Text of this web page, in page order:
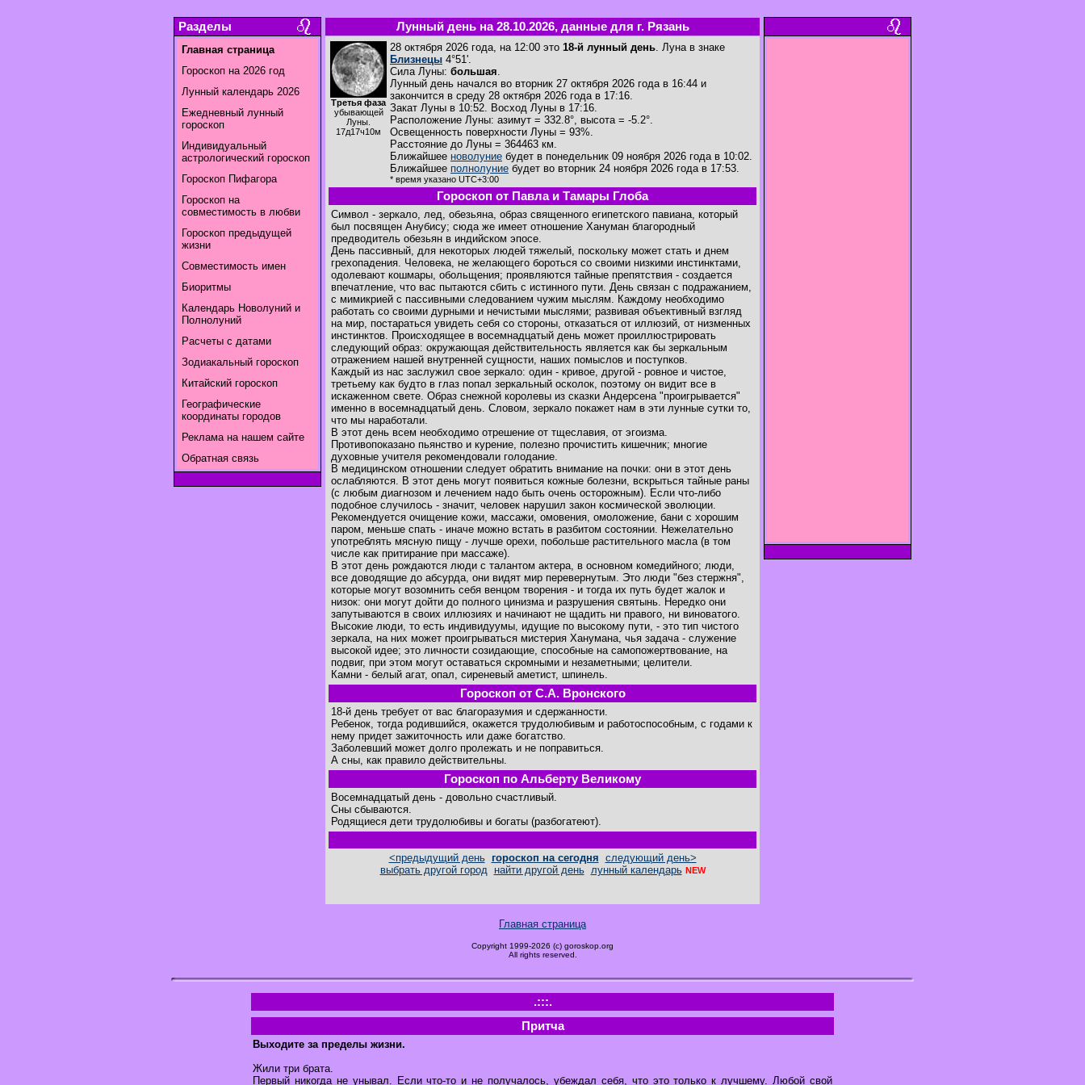
Разделы
Главная страница
Гороскоп на 2026 год
Лунный календарь 2026
Ежедневный лунный
гороскоп
Индивидуальный
астрологический гороскоп
Гороскоп Пифагора
Гороскоп на
совместимость в любви
Гороскоп предыдущей
жизни
Совместимость имен
Биоритмы
Календарь Новолуний и
Полнолуний
Расчеты с датами
Зодиакальный гороскоп
Китайский гороскоп
Географические
координаты городов
Реклама на нашем сайте
Обратная связь
Лунный день на 28.10.2026, данные для г. Рязань
Третья фаза
убывающей
Луны.
17д17ч10м
28 октября 2026 года, на 12:00 это 18-й лунный день. Луна в знаке
Близнецы 4°51'.
Сила Луны: большая.
Лунный день начался во вторник 27 октября 2026 года в 16:44 и
закончится в среду 28 октября 2026 года в 17:16.
Закат Луны в 10:52. Восход Луны в 17:16.
Расположение Луны: азимут = 332.8°, высота = -5.2°.
Освещенность поверхности Луны = 93%.
Расстояние до Луны = 364463 км.
Ближайшее новолуние будет в понедельник 09 ноября 2026 года в 10:02.
Ближайшее полнолуние будет во вторник 24 ноября 2026 года в 17:53.
* время указано UTC+3:00
Гороскоп от Павла и Тамары Глоба
Символ - зеркало, лед, обезьяна, образ священного египетского павиана, который
был посвящен Анубису; сюда же имеет отношение Хануман благородный
предводитель обезьян в индийском эпосе.
День пассивный, для некоторых людей тяжелый, поскольку может стать и днем
грехопадения. Человека, не желающего бороться со своими низкими инстинктами,
одолевают кошмары, обольщения; проявляются тайные препятствия - создается
впечатление, что вас пытаются сбить с истинного пути. День связан с подражанием,
с мимикрией с пассивными следованием чужим мыслям. Каждому необходимо
работать со своими дурными и нечистыми мыслями; развивая объективный взгляд
на мир, постараться увидеть себя со стороны, отказаться от иллюзий, от низменных
инстинктов. Происходящее в восемнадцатый день может проиллюстрировать
следующий образ: окружающая действительность является как бы зеркальным
отражением нашей внутренней сущности, наших помыслов и поступков.
Каждый из нас заслужил свое зеркало: один - кривое, другой - ровное и чистое,
третьему как будто в глаз попал зеркальный осколок, поэтому он видит все в
искаженном свете. Образ снежной королевы из сказки Андерсена "проигрывается"
именно в восемнадцатый день. Словом, зеркало покажет нам в эти лунные сутки то,
что мы наработали.
В этот день всем необходимо отрешение от тщеславия, от эгоизма.
Противопоказано пьянство и курение, полезно прочистить кишечник; многие
духовные учителя рекомендовали голодание.
В медицинском отношении следует обратить внимание на почки: они в этот день
ослабляются. В этот день могут появиться кожные болезни, вскрыться тайные раны
(с любым диагнозом и лечением надо быть очень осторожным). Если что-либо
подобное случилось - значит, человек нарушил закон космической эволюции.
Рекомендуется очищение кожи, массажи, омовения, омоложение, бани с хорошим
паром, меньше спать - иначе можно встать в разбитом состоянии. Нежелательно
употреблять мясную пищу - лучше орехи, побольше растительного масла (в том
числе как притирание при массаже).
В этот день рождаются люди с талантом актера, в основном комедийного; люди,
все доводящие до абсурда, они видят мир перевернутым. Это люди "без стержня",
которые могут возомнить себя венцом творения - и тогда их путь будет жалок и
низок: они могут дойти до полного цинизма и разрушения святынь. Нередко они
запутываются в своих иллюзиях и начинают не щадить ни правого, ни виноватого.
Высокие люди, то есть индивидуумы, идущие по высокому пути, - это тип чистого
зеркала, на них может проигрываться мистерия Ханумана, чья задача - служение
высокой идее; это личности созидающие, способные на самопожертвование, на
подвиг, при этом могут оставаться скромными и незаметными; целители.
Камни - белый агат, опал, сиреневый аметист, шпинель.
Гороскоп от С.А. Вронского
18-й день требует от вас благоразумия и сдержанности.
Ребенок, тогда родившийся, окажется трудолюбивым и работоспособным, с годами к
нему придет зажиточность или даже богатство.
Заболевший может долго пролежать и не поправиться.
А сны, как правило действительны.
Гороскоп по Альберту Великому
Восемнадцатый день - довольно счастливый.
Сны сбываются.
Родящиеся дети трудолюбивы и богаты (разбогатеют).
<предыдущий день гороскоп на сегодня следующий день>
выбрать другой город
найти другой день лунный календарь NEW
Главная страница
Copyright 1999-2026 (c) goroskop.org
All rights reserved.
.:::.
Притча
Выходите за пределы жизни.
Жили три брата.
Первый никогда не унывал. Если что-то и не получалось, убеждал себя, что это только к лучшему. Любой свой